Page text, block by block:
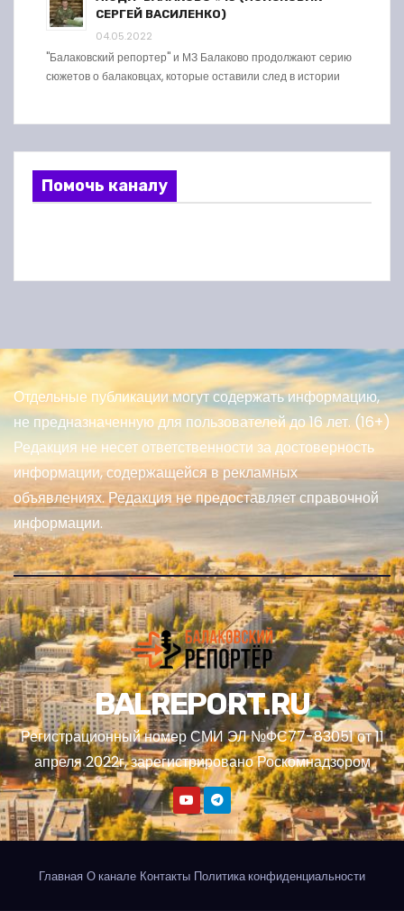
СЕРГЕЙ ВАСИЛЕНКО)
04.05.2022
"Балаковский репортер" и МЗ Балаково продолжают серию
сюжетов о балаковцах, которые оставили след в истории
Помочь каналу
Отдельные публикации могут содержать информацию,
не предназначенную для пользователей до 16 лет. (16+)
Редакция не несет ответственности за достоверность
информации, содержащейся в рекламных
объявлениях. Редакция не предоставляет справочной
информации.
BALREPORT.RU
Регистрационный номер СМИ ЭЛ №ФС77-83051 от 11
апреля 2022г, зарегистрировано Роскомнадзором
Главная О канале Контакты Политика конфиденциальности